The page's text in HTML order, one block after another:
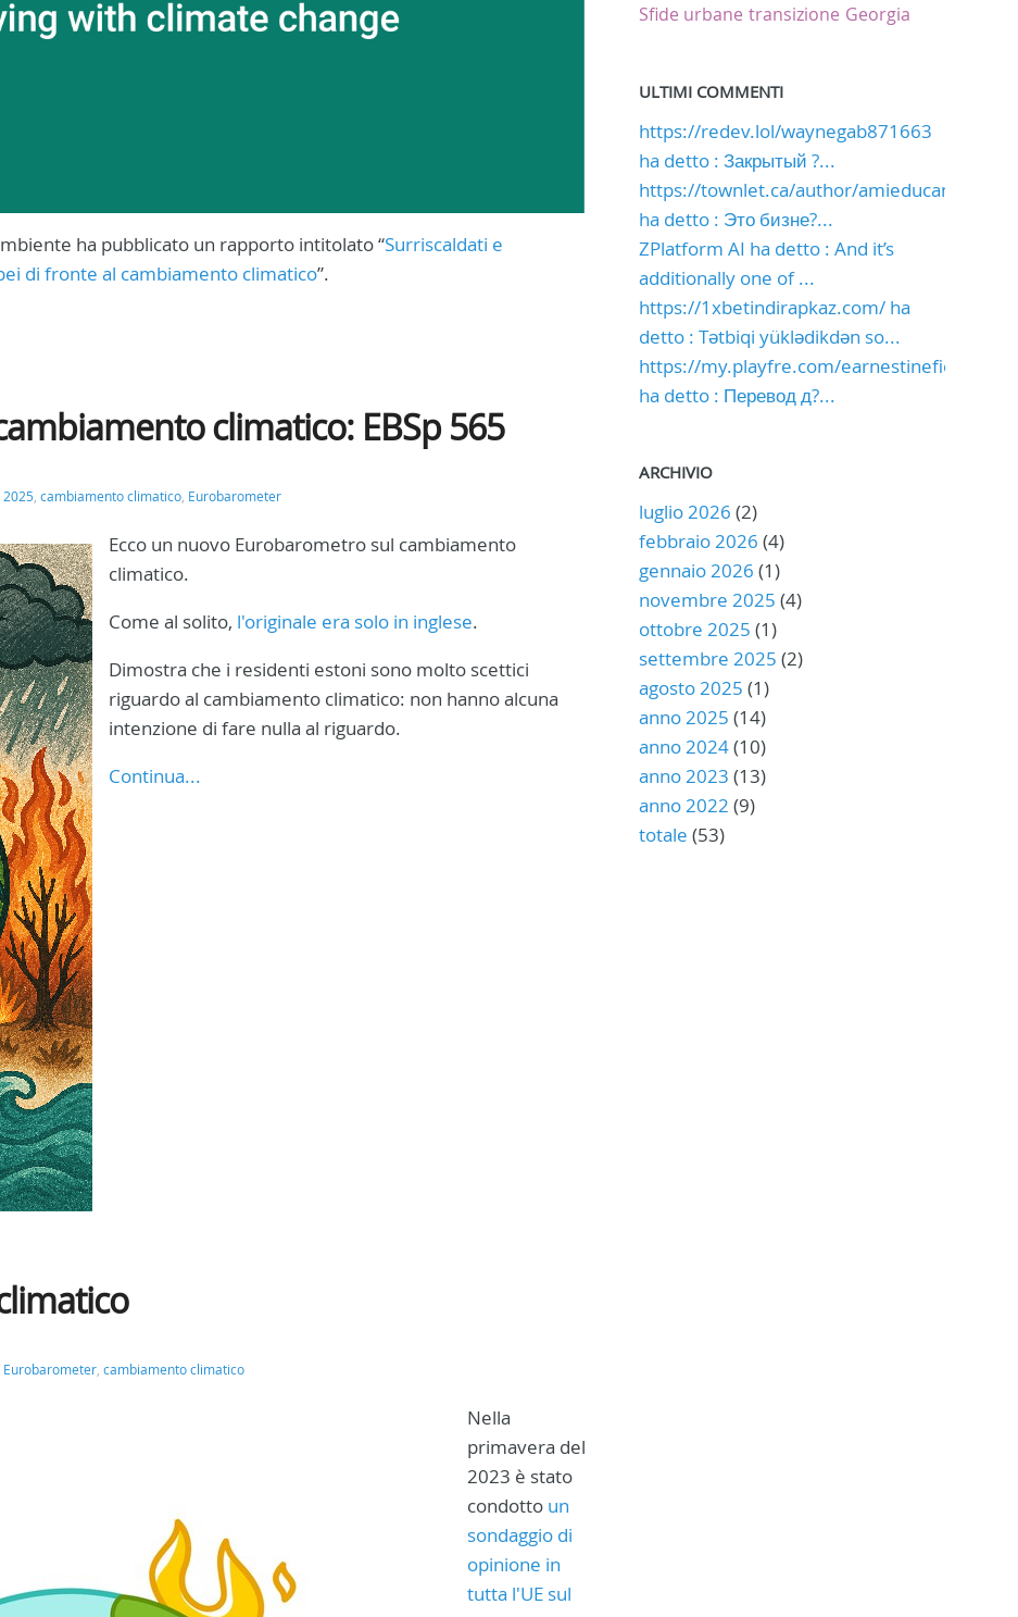
ha pubblicato un rapporto intitolato “Surriscaldati e
di fronte al cambiamento climatico”.
climatico: EBSp 565
2025, cambiamento climatico, Eurobarometer
Ecco un nuovo Eurobarometro sul cambiamento
climatico.
Come al solito, l'originale era solo in inglese.
Dimostra che i residenti estoni sono molto scettici
riguardo al cambiamento climatico: non hanno alcuna
intenzione di fare nulla al riguardo.
Continua...
Eurobarometer, cambiamento climatico
Nella
primavera del
2023 è stato
condotto un
sondaggio di
opinione in
tutta l'UE sul
Sfide urbane transizione Georgia
ULTIMI COMMENTI
https://redev.lol/waynegab871663
ha detto : Закрытый ?...
https://townlet.ca/author/amieducan0490/
ha detto : Это бизне?...
ZPlatform AI ha detto : And it’s
additionally one of ...
https://1xbetindirapkaz.com/ ha
detto : Tətbiqi yüklədikdən so...
https://my.playfre.com/earnestinefiel
ha detto : Перевод д?...
ARCHIVIO
luglio 2026 (2)
febbraio 2026 (4)
gennaio 2026 (1)
novembre 2025 (4)
ottobre 2025 (1)
settembre 2025 (2)
agosto 2025 (1)
anno 2025 (14)
anno 2024(10)
anno 2023 (13)
anno 2022 (9)
totale (53)